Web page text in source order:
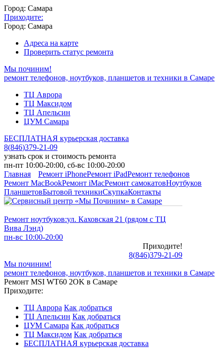
Город: Самара
Приходите:
Город: Самара
Адреса на карте
Проверить статус ремонта
Мы починим!
ремонт телефонов, ноутбуков, планшетов и техники в Самаре
ТЦ Аврора
ТЦ Максидом
ТЦ Апельсин
ЦУМ Самара
БЕСПЛАТНАЯ курьерская доставка
8(846)379-21-09
узнать срок и стоимость ремонта
пн-пт 10:00-20:00, сб-вс 10:00-20:00
Главная
Ремонт iPhoneРемонт iPadРемонт телефонов
Ремонт MacBookРемонт iMacРемонт самокатовНоутбуков
ПланшетовБытовой техникиСкупкаКонтакты
Ремонт ноутбуков:ул. Каховская 21 (рядом с ТЦ
Вива Лэнд)
пн-вс 10:00-20:00
Приходите!
8(846)379-21-09
Мы починим!
ремонт телефонов, ноутбуков, планшетов и техники в Самаре
Ремонт MSI WT60 2OK в Самаре
Приходите:
ТЦ Аврора Как добраться
ТЦ Апельсин Как добраться
ЦУМ Самара Как добраться
ТЦ Максидом Как добраться
БЕСПЛАТНАЯ курьерская доставка